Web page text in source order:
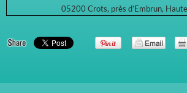
05200 Crots, près d’Embrun,